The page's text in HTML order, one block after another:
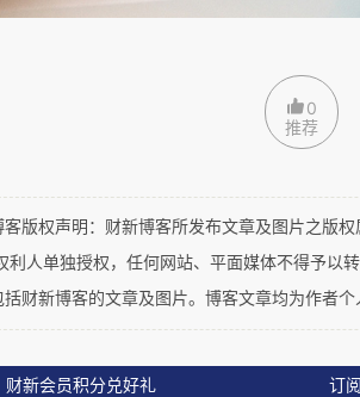
问题是雨棚、棉罩遮挡。雨棚会导
有用。可以把车把手和身体包起来
本质是安全方案的成本。如果管制
管制的。比如，汽车安全带，一个
以的。
0
推荐
权声明：财新博客所发布文章及图片之版权
利人单独授权，任何网站、平面媒体不得予以
财新博客的文章及图片。博客文章均为作者个
财新会员积分兑好礼 订